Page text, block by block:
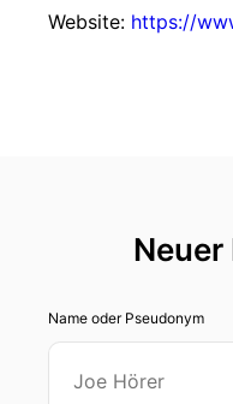
Website: https://
Name oder Pseudonym